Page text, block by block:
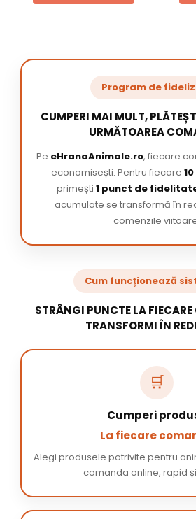
Program de
CUMPERI MAI MULT,
URMĂTOAREA
Pe eHranaAnimale.ro, fiecare
economisești. Pentru fiecare
primești 1 punct de
acumulate se transformă în
comenzile
Cum funcționează
STRÂNGI PUNCTE LA
TRANSFORMI ÎN
🛒
Cumperi
La fiecare
Alegi produsele potrivite pentru
comanda online, rapid